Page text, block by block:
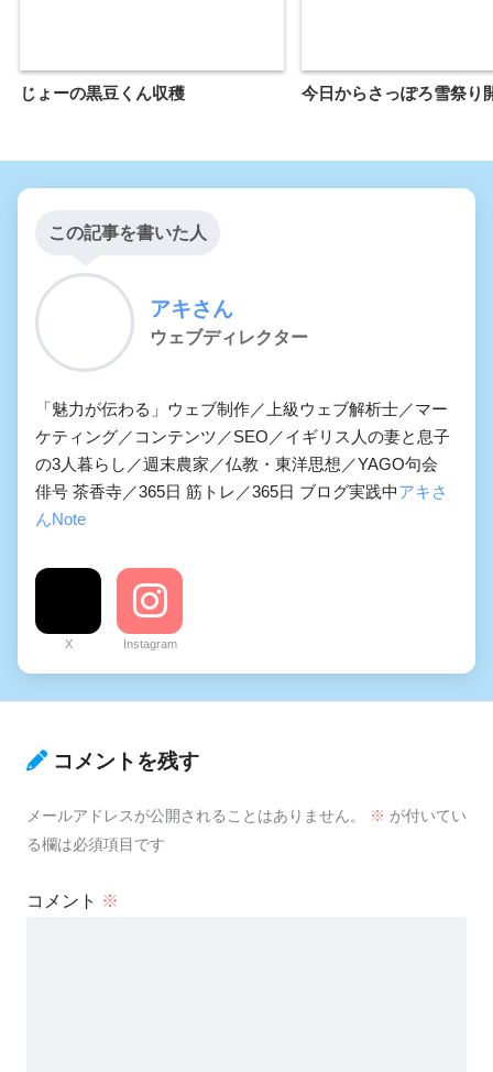
じょーの黒豆くん収穫 今日からさっぽろ雪祭り
この記事を書いた人
アキさん
ウェブディレクター
「魅力が伝わる」ウェブ制作／上級ウェブ解析士／マー
ケティング／コンテンツ／SEO／イギリス人の妻と息子
の3人暮らし／週末農家／仏教・東洋思想／YAGO句会
俳号 茶香寺／365日 筋トレ／365日 ブログ実践中アキさ
んNote
X Instagram
コメントを残す
メールアドレスが公開されることはありません。 ※ が付いてい
る欄は必須項目です
コメント ※